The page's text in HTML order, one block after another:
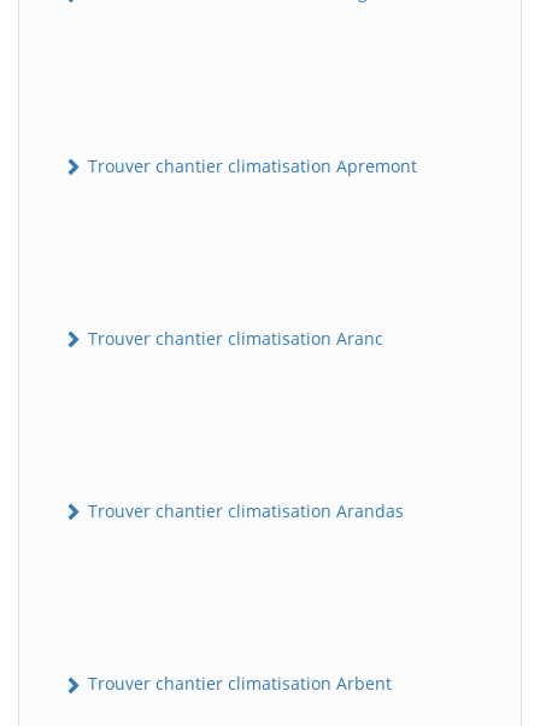
Trouver chantier climatisation Apremont
Trouver chantier climatisation Aranc
Trouver chantier climatisation Arandas
Trouver chantier climatisation Arbent